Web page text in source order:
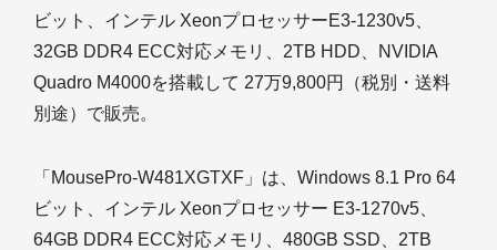
ビット、インテル XeonプロセッサーE3-1230v5、
32GB DDR4 ECC対応メモリ、2TB HDD、NVIDIA
Quadro M4000を搭載して 27万9,800円（税別・送料
別途）で販売。
「MousePro-W481XGTXF」は、Windows 8.1 Pro 64
ビット、インテル Xeonプロセッサー E3-1270v5、
64GB DDR4 ECC対応メモリ、480GB SSD、2TB